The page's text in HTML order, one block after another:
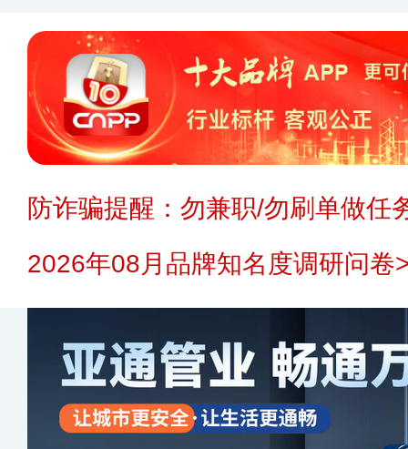
防诈骗提醒：勿兼职/勿刷单做任
2026年08月品牌知名度调研问卷